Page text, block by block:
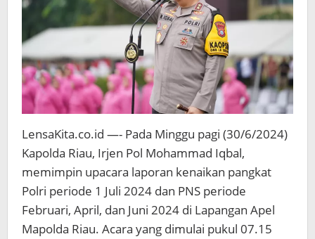
LensaKita.co.id —- Pada Minggu pagi (30/6/2024)
Kapolda Riau, Irjen Pol Mohammad Iqbal,
memimpin upacara laporan kenaikan pangkat
Polri periode 1 Juli 2024 dan PNS periode
Februari, April, dan Juni 2024 di Lapangan Apel
Mapolda Riau. Acara yang dimulai pukul 07.15